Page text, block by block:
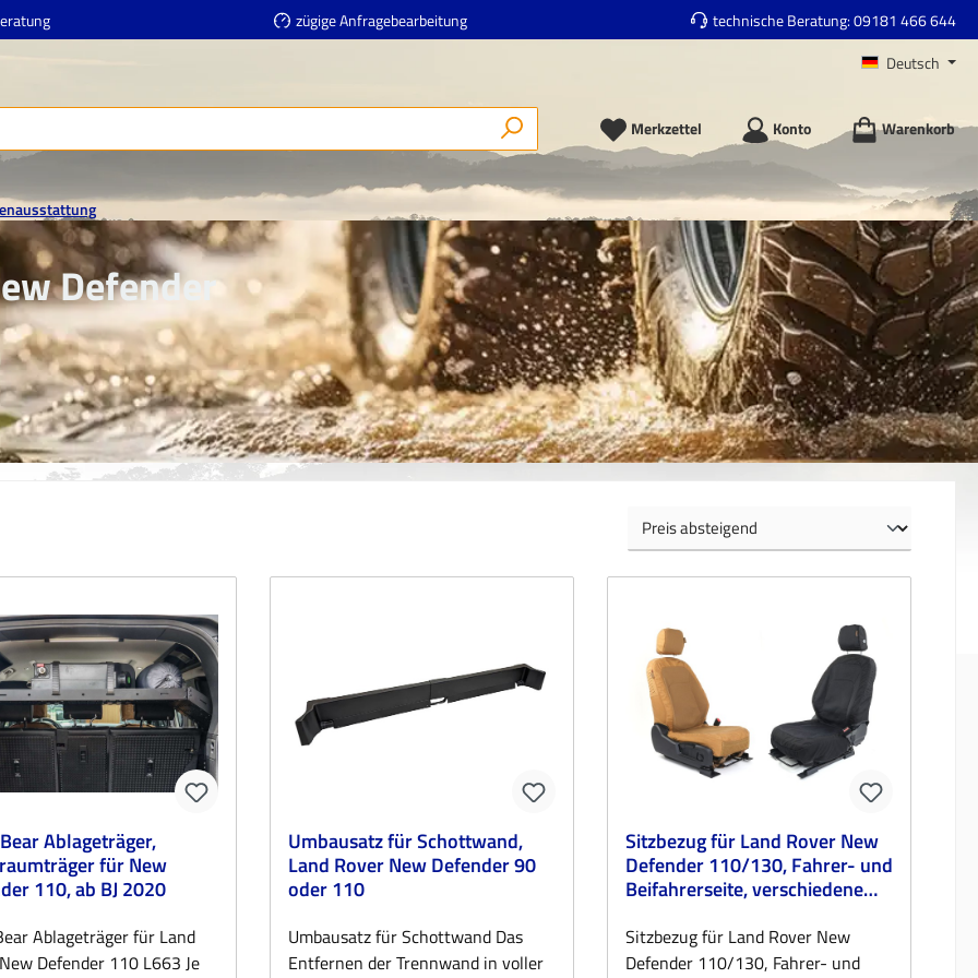
zügige Anfragebearbeitung technische Beratung:09181 466 644
Deutsch
Merkzettel Konto Warenkorb
Defender
Ablageträger,
für New
110, ab BJ 2020
Ablageträger für Land
Defender 110 L663 Je
Umbausatz für Schottwand,
Land Rover New Defender 90
oder 110
Umbausatz für Schottwand Das
Entfernen der Trennwand in voller
Sitzbezug für Land Rover New
Defender 110/130, Fahrer- und
Beifahrerseite, verschiedene
Sitzbezug für Land Rover New
Defender 110/130, Fahrer- und